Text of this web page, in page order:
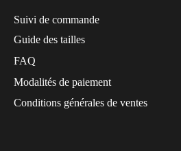
Suivi de commande
Guide des tailles
FAQ
Modalités de paiement
Conditions générales de ventes